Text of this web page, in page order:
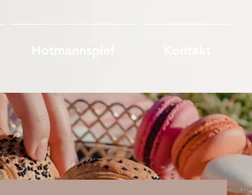
Hotmannspief